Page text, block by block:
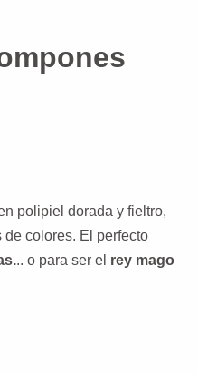
polipiel dorada y fieltro,
de colores. El perfecto
.. o para ser el rey mago